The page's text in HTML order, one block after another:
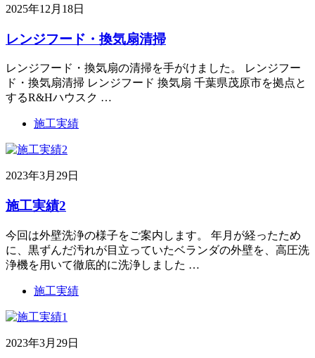
2025年12月18日
レンジフード・換気扇清掃
レンジフード・換気扇の清掃を手がけました。 レンジフー
ド・換気扇清掃 レンジフード 換気扇 千葉県茂原市を拠点と
するR&Hハウスク …
施工実績
2023年3月29日
施工実績2
今回は外壁洗浄の様子をご案内します。 年月が経ったため
に、黒ずんだ汚れが目立っていたベランダの外壁を、高圧洗
浄機を用いて徹底的に洗浄しました …
施工実績
2023年3月29日